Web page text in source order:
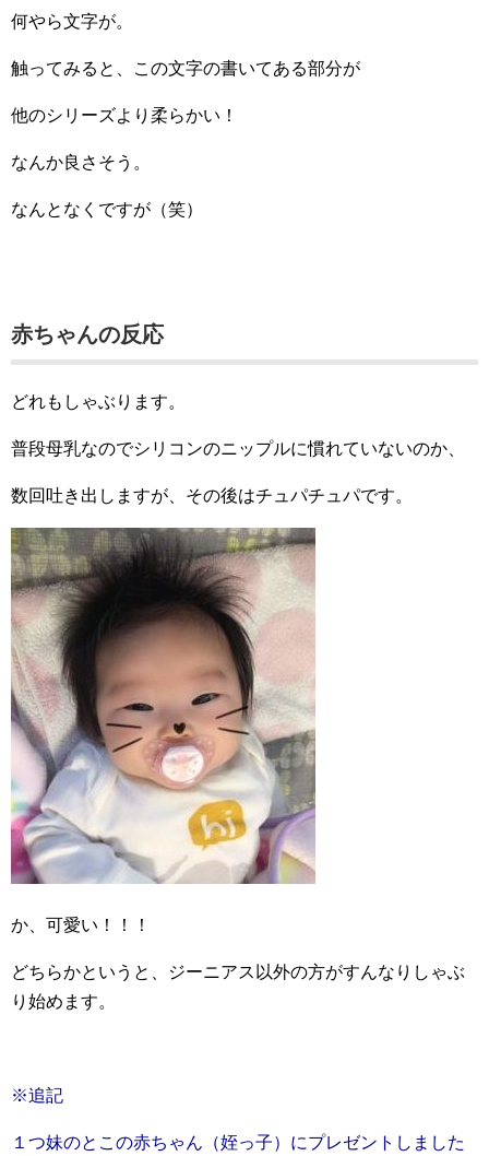
何やら文字が。
触ってみると、この文字の書いてある部分が
他のシリーズより柔らかい！
なんか良さそう。
なんとなくですが（笑）
赤ちゃんの反応
どれもしゃぶります。
普段母乳なのでシリコンのニップルに慣れていないのか、
数回吐き出しますが、その後はチュパチュパです。
か、可愛い！！！
どちらかというと、ジーニアス以外の方がすんなりしゃぶ
り始めます。
※追記
１つ妹のとこの赤ちゃん（姪っ子）にプレゼントしました